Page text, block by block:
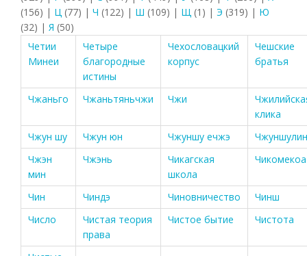
(156) | Ц (77) | Ч (122) | Ш (109) | Щ (1) | Э (319) | Ю
(32) | Я (50)
Четии
Минеи
Четыре
благородные
истины
Чехословацкий
корпус
Чешские
братья
Чжаньго Чжаньтяньчжи Чжи
клика
Чжун шу
Чжун юн Чжуншу ечжэ
Чжуншулин
Чжэн
мин
Чжэнь
Чикагская
школа
Чин Чиндэ Чиновничество
Чинш
Число
Чистая теория
права
Чистое бытие Чистота